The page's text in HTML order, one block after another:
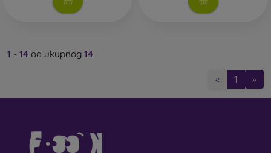
1 - 14 od ukupnog 14.
« 1 »